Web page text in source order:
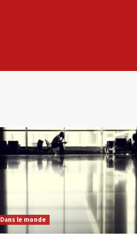
Dans le monde